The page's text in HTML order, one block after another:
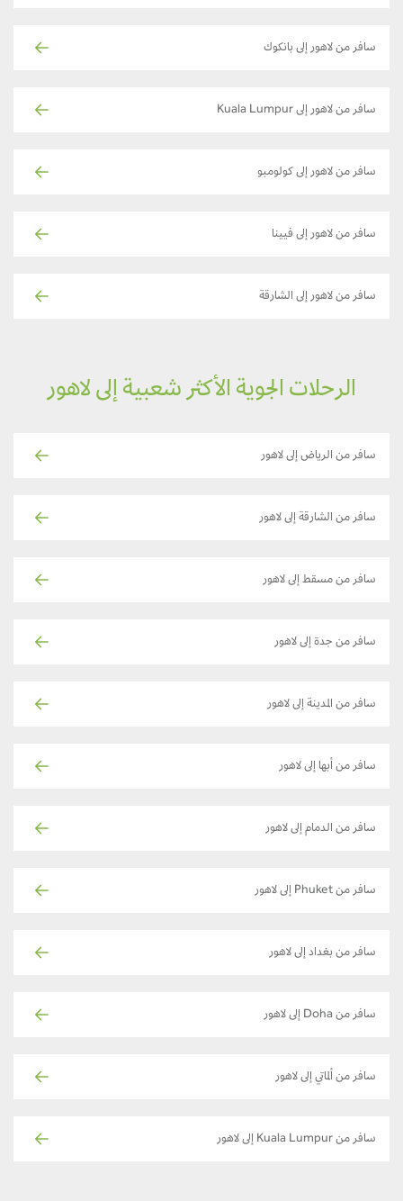
سافر من لاهور إلى بانكوك
سافر من لاهور إلى Kuala Lumpur
سافر من لاهور إلى كولومبو
سافر من لاهور إلى فيينا
سافر من لاهور إلى الشارقة
الرحلات الجوية الأكثر شعبية إلى لاهور
سافر من الرياض إلى لاهور
سافر من الشارقة إلى لاهور
سافر من مسقط إلى لاهور
سافر من جدة إلى لاهور
سافر من المدينة إلى لاهور
سافر من أبها إلى لاهور
سافر من الدمام إلى لاهور
سافر من Phuket إلى لاهور
سافر من بغداد إلى لاهور
سافر من Doha إلى لاهور
سافر من ألماتي إلى لاهور
سافر من Kuala Lumpur إلى لاهور